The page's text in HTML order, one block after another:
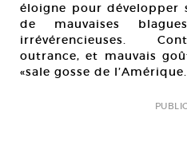
éloigne pour développer
de mauvaises
irrévérencieuses.
outrance, et mauvais
«sale gosse de